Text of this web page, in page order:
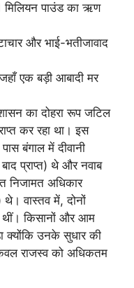
मिलियन पाउंड का ऋण
और भाई-भतीजावाद
एक बड़ी आबादी मर
का दोहरा रूप जटिल
कर रहा था। इस
बंगाल में दीवानी
प्राप्त) थे और नवाब
निजामत अधिकार
वास्तव में, दोनों
थीं। किसानों और आम
क्योंकि उनके सुधार की
राजस्व को अधिकतम